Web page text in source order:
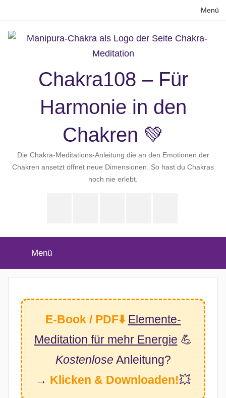
springen
Menü
Chakra108 – Für
Harmonie in den
Chakren 💚
Die Chakra-Meditations-Anleitung die an den Emotionen der
Chakren ansetzt öffnet neue Dimensionen. So hast du Chakras
noch nie erlebt.
Menü
E-Book / PDF⬇️ Elemente-
Meditation für mehr Energie 💪
Kostenlose Anleitung?
→ Klicken & Downloaden!💥